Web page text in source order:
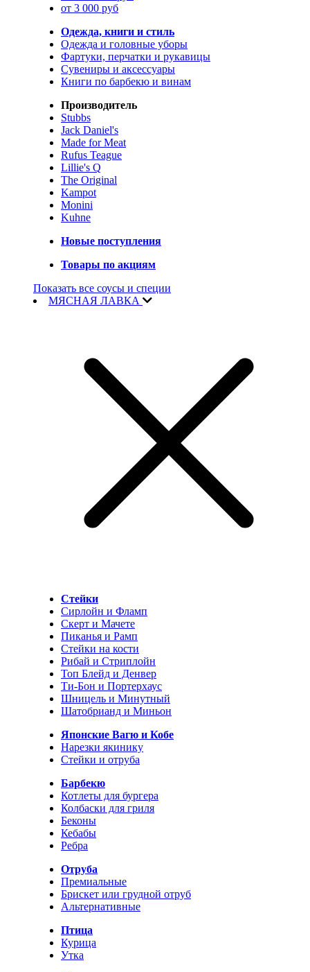
от 3 000 руб
Одежда, книги и стиль
Одежда и головные уборы
Фартуки, перчатки и рукавицы
Сувениры и аксессуары
Книги по барбекю и винам
Производитель
Stubbs
Jack Daniel's
Made for Meat
Rufus Teague
Lillie's Q
The Original
Kampot
Monini
Kuhne
Новые поступления
Товары по акциям
Показать все соусы и специи
МЯСНАЯ ЛАВКА
Стейки
Сирлойн и Фламп
Скерт и Мачете
Пиканья и Рамп
Стейки на кости
Рибай и Стриплойн
Топ Блейд и Денвер
Ти-Бон и Портерхаус
Шницель и Минутный
Шатобрианд и Миньон
Японские Вагю и Кобе
Нарезки якинику
Стейки и отруба
Барбекю
Котлеты для бургера
Колбаски для гриля
Беконы
Кебабы
Ребра
Отруба
Премиальные
Брискет или грудной отруб
Альтернативные
Птица
Курица
Утка